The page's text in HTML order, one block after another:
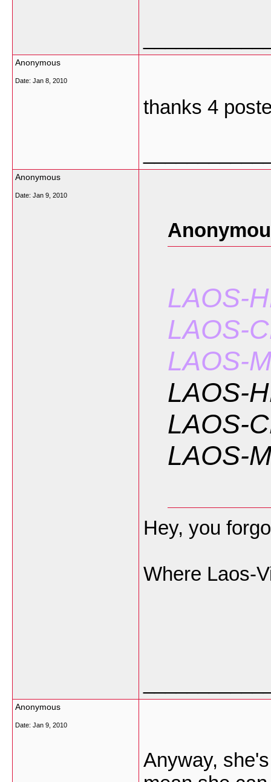
Anonymous
Date: Jan 8, 2010
thanks 4
Anonymous
Date: Jan 9, 2010
LAOS-
LAOS-
LAOS-
LAOS-
LAOS-
LAOS-
Hey, you
Where Laos-
Anonymous
Date: Jan 9, 2010
Anyway,